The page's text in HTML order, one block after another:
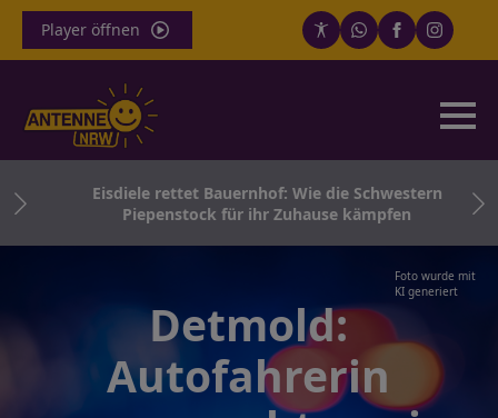
Player öffnen
Eisdiele rettet Bauernhof: Wie die Schwestern
Piepenstock für ihr Zuhause kämpfen
Foto wurde mit
KI generiert
Detmold:
Autofahrerin